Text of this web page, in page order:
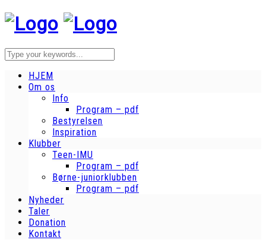
HJEM
Om os
Info
Program – pdf
Bestyrelsen
Inspiration
Klubber
Teen-IMU
Program – pdf
Børne-juniorklubben
Program – pdf
Nyheder
Taler
Donation
Kontakt